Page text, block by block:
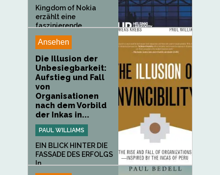
Kingdom of Nokia
erzählt eine
faszinierende...
Ansehen
Die Illusion der
Unbesiegbarkeit:
Aufstieg und Fall
von
Organisationen
nach dem Vorbild
der Inkas in...
PAUL WILLIAMS
EIN BLICK HINTER DIE
FASSADE DES ERFOLGS
In...